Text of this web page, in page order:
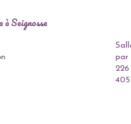
à Seignosse
par